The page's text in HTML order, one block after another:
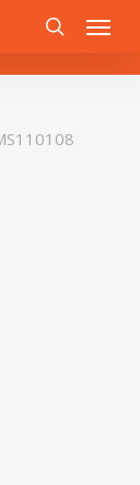
Menu